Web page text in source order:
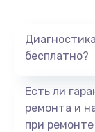
бесплатно?
Есть ли
ремонта и
при